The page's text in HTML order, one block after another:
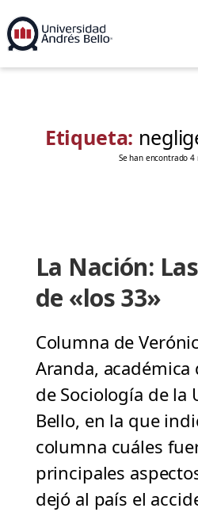
Etiqueta:
Se han encontrado
La Nación:
de «los 33»
Columna de
Aranda, académica
de Sociología de la
Bello, en la que
columna cuáles
principales
dejó al país el